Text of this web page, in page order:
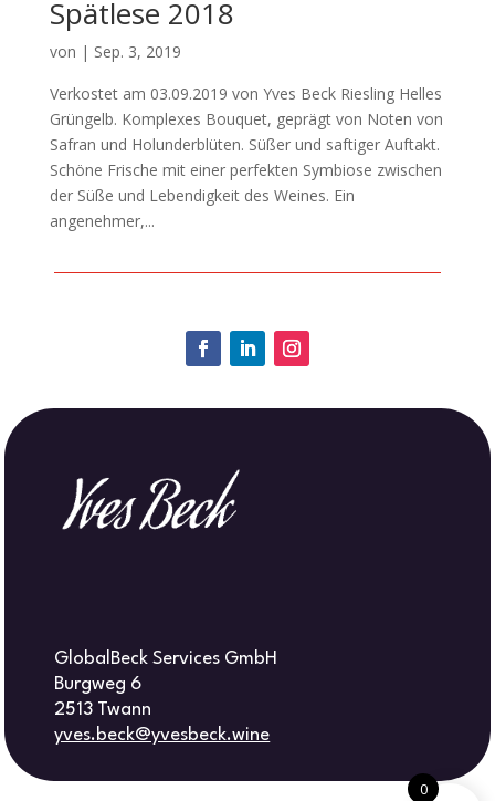
Spätlese 2018
von | Sep. 3, 2019
Verkostet am 03.09.2019 von Yves Beck Riesling Helles
Grüngelb. Komplexes Bouquet, geprägt von Noten von
Safran und Holunderblüten. Süßer und saftiger Auftakt.
Schöne Frische mit einer perfekten Symbiose zwischen
der Süße und Lebendigkeit des Weines. Ein
angenehmer,...
GlobalBeck Services GmbH
Burgweg 6
2513 Twann
yves.beck@yvesbeck.wine
0